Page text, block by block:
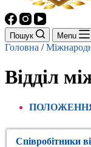
Пошук Menu
Головна /
Відділ
Співробітники